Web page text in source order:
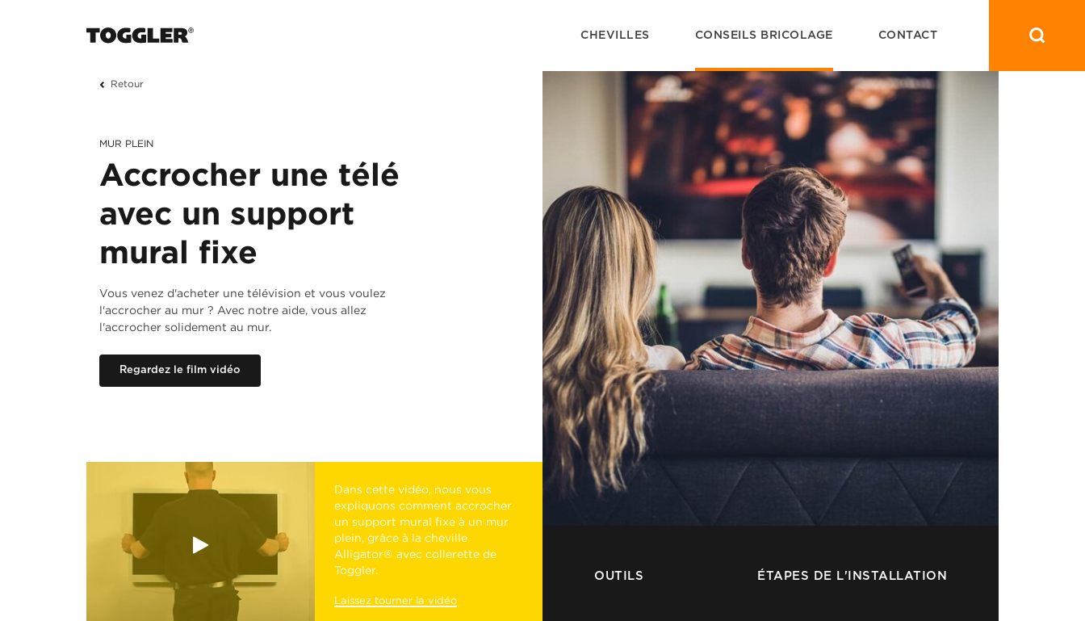
CHEVILLES CONSEILS BRICOLAGE CONTACT
Retour
MUR PLEIN
Accrocher une télé
avec un support
mural fixe
Vous venez d'acheter une télévision et vous voulez
l'accrocher au mur ? Avec notre aide, vous allez
l'accrocher solidement au mur.
Regardez le film vidéo
Dans cette vidéo, nous vous
expliquons comment accrocher
un support mural fixe à un mur
plein, grâce à la cheville
Alligator® avec collerette de
Toggler.
Laissez tourner la vidéo
OUTILS ÉTAPES DE L'INSTALLATION